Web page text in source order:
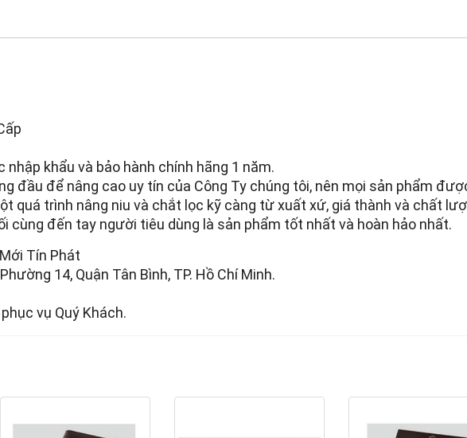
khẩu và bảo hành chính hãng 1 năm.
đầu để nâng cao uy tín của Công Ty chúng tôi, nên mọi sản phẩm
quá trình nâng niu và chắt lọc kỹ càng từ xuất xứ, giá thành và chất
cùng đến tay người tiêu dùng là sản phẩm tốt nhất và hoàn hảo nhất.
Tín Phát
14, Quận Tân Bình, TP. Hồ Chí Minh.
vụ Quý Khách.